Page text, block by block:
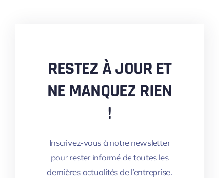
RESTEZ À JOUR ET
NE MANQUEZ RIEN
!
Inscrivez-vous à notre newsletter
pour rester informé de toutes les
dernières actualités de l’entreprise.